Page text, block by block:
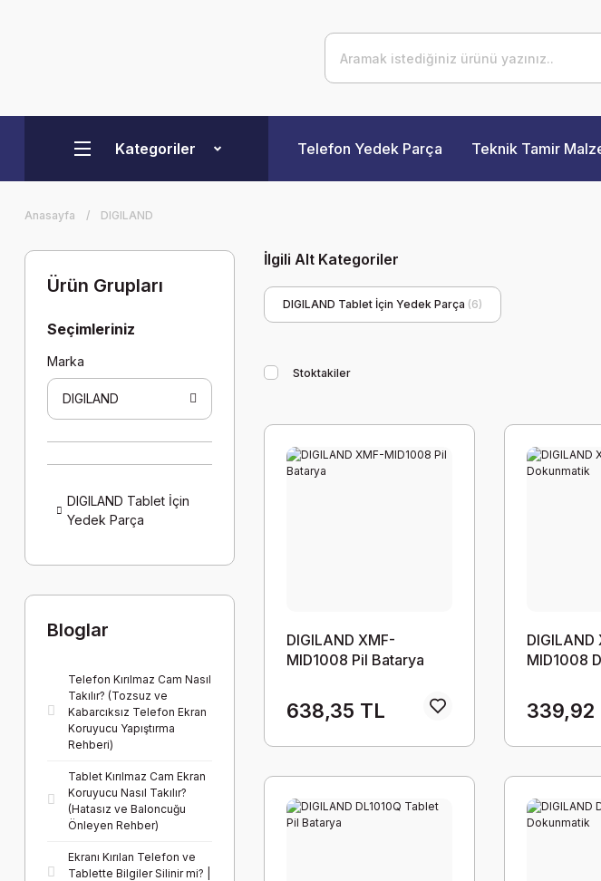
Kategoriler Telefon Yedek Parça Teknik Tamir
Anasayfa DIGILAND
Ürün Grupları
Seçimleriniz
Marka
DIGILAND
DIGILAND Tablet İçin
Yedek Parça
Bloglar
Telefon Kırılmaz Cam Nasıl
Takılır? (Tozsuz ve
Kabarcıksız Telefon Ekran
Koruyucu Yapıştırma
Rehberi)
Tablet Kırılmaz Cam Ekran
Koruyucu Nasıl Takılır?
(Hatasız ve Baloncuğu
Önleyen Rehber)
Ekranı Kırılan Telefon ve
Tablette Bilgiler Silinir mi? |
İlgili Alt Kategoriler
DIGILAND Tablet İçin Yedek Parça (6)
Stoktakiler
DIGILAND XMF-
MID1008 Pil Batarya
638,35 TL
DIGILAND
MID1008
339,92